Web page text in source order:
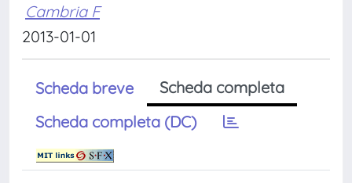
Cambria F
2013-01-01
Scheda breve
Scheda completa
Scheda completa (DC)